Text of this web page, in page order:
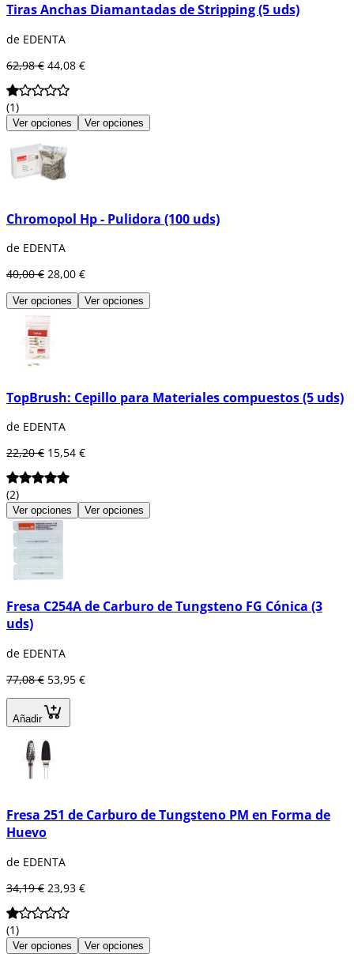
Tiras Anchas Diamantadas de Stripping (5 uds)
de EDENTA
62,98 € 44,08 €
(1)
Ver opciones Ver opciones
Chromopol Hp - Pulidora (100 uds)
de EDENTA
40,00 € 28,00 €
Ver opciones Ver opciones
TopBrush: Cepillo para Materiales compuestos (5 uds)
de EDENTA
22,20 € 15,54 €
(2)
Ver opciones Ver opciones
Fresa C254A de Carburo de Tungsteno FG Cónica (3
uds)
de EDENTA
77,08 € 53,95 €
Añadir
Fresa 251 de Carburo de Tungsteno PM en Forma de
Huevo
de EDENTA
34,19 € 23,93 €
(1)
Ver opciones Ver opciones